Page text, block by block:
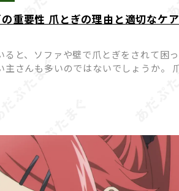
重要性 爪とぎの理由と適切なケ
ると、ソファや壁で爪とぎをされて困
主さんも多いのではないでしょうか。